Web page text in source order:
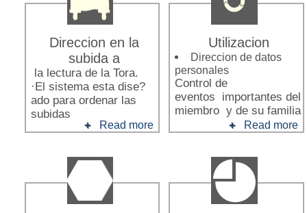
Utilizacion
Direccion de datos
personales
Control de
eventos importantes del
miembro y de su familia
Read more
Direccion en la
subida a
la lectura de la Tora.
·El sistema esta dise?
ado para ordenar las
subidas
Read more